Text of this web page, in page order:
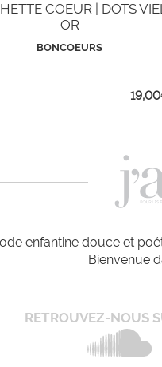
COEUR | DOTS
OR
BONCOEURS
19,00
enfantine douce et
Bienvenue
RETROUVEZ-NOUS